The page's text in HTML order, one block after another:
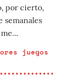
por cierto,
semanales
juegos